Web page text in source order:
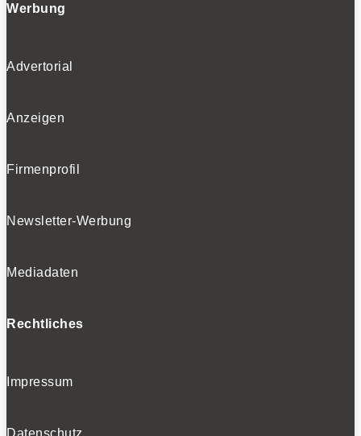
Werbung
Advertorial
Anzeigen
Firmenprofil
Newsletter-Werbung
Mediadaten
Rechtliches
Impressum
Datenschutz